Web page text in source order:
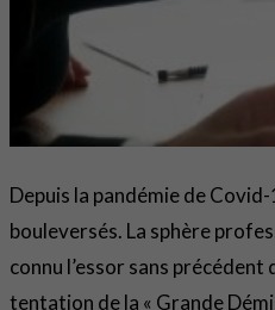
Depuis la pandémie de
bouleversés. La sphère
connu l’essor sans
tentation de la « Grande